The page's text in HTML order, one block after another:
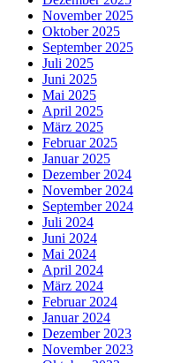
November 2025
Oktober 2025
September 2025
Juli 2025
Juni 2025
Mai 2025
April 2025
März 2025
Februar 2025
Januar 2025
Dezember 2024
November 2024
September 2024
Juli 2024
Juni 2024
Mai 2024
April 2024
März 2024
Februar 2024
Januar 2024
Dezember 2023
November 2023